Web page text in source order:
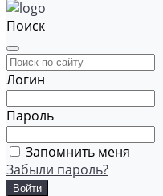
Поиск
Логин
Пароль
Запомнить меня
Забыли пароль?